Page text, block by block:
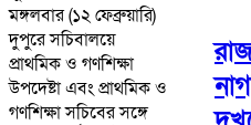
মঙ্গলবার (১২ ফেব্রুয়ারি)
দুপুরে সচিবালয়ে
প্রাথমিক ও গণশিক্ষা
উপদেষ্টা এবং প্রাথমিক ও
গণশিক্ষা সচিবের সঙ্গে